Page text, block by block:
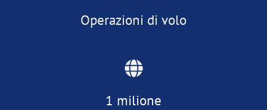
Operazioni di volo
1 milione